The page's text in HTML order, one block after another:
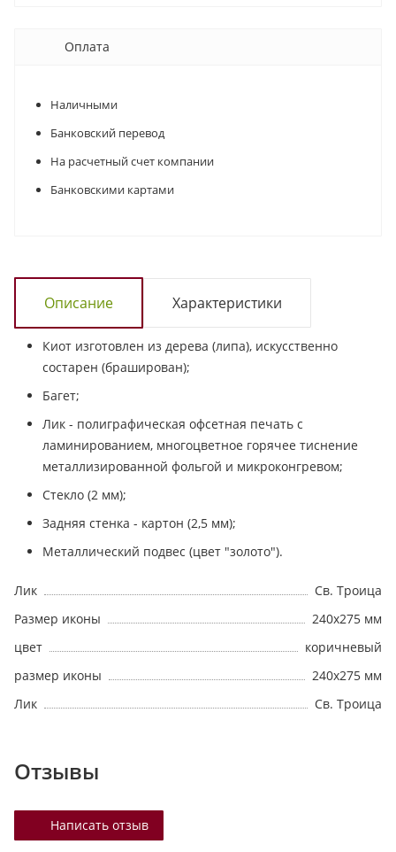
Оплата
Наличными
Банковский перевод
На расчетный счет компании
Банковскими картами
Описание Характеристики
Киот изготовлен из дерева (липа), искусственно
состарен (браширован);
Багет;
Лик - полиграфическая офсетная печать с
ламинированием, многоцветное горячее тиснение
металлизированной фольгой и микроконгревом;
Стекло (2 мм);
Задняя стенка - картон (2,5 мм);
Металлический подвес (цвет "золото").
Лик
Св. Троица
Размер иконы
240х275 мм
цвет
коричневый
размер иконы
240х275 мм
Лик
Св. Троица
Отзывы
Написать отзыв